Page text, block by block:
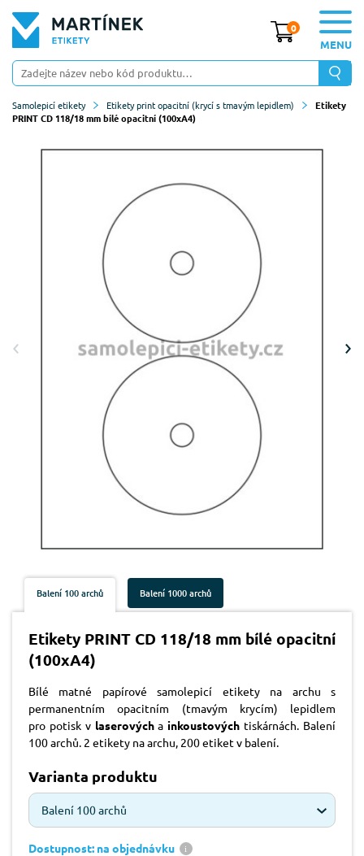
0
MENU
Samolepicí etikety Etikety print opacitní (krycí s tmavým lepidlem)
Etikety
PRINT CD 118/18 mm bílé opacitní (100xA4)
Balení 100 archů Balení 1000 archů
Etikety PRINT CD 118/18 mm bílé opacitní
(100xA4)
Bílé matné papírové samolepicí etikety na archu s
permanentním opacitním (tmavým krycím) lepidlem
pro potisk v laserovýcha inkoustových tiskárnách. Balení
100 archů. 2 etikety na archu, 200 etiket v balení.
Varianta produktu
Balení 100 archů
Dostupnost: na objednávku